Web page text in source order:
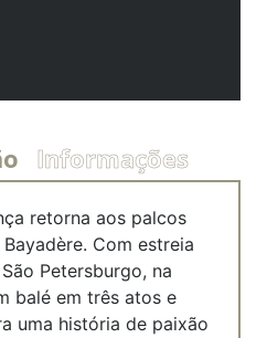
Informações
retorna aos palcos
Com estreia
Petersburgo, na
balé em três atos e
uma história de paixão